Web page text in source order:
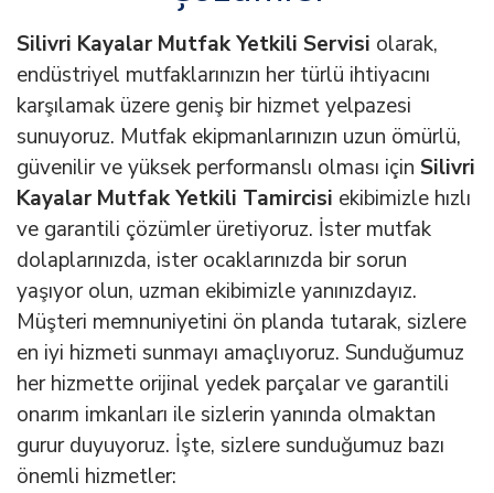
Silivri Kayalar Mutfak Yetkili Servisi olarak,
endüstriyel mutfaklarınızın her türlü ihtiyacını
karşılamak üzere geniş bir hizmet yelpazesi
sunuyoruz. Mutfak ekipmanlarınızın uzun ömürlü,
güvenilir ve yüksek performanslı olması için Silivri
Kayalar Mutfak Yetkili Tamircisi ekibimizle hızlı
ve garantili çözümler üretiyoruz. İster mutfak
dolaplarınızda, ister ocaklarınızda bir sorun
yaşıyor olun, uzman ekibimizle yanınızdayız.
Müşteri memnuniyetini ön planda tutarak, sizlere
en iyi hizmeti sunmayı amaçlıyoruz. Sunduğumuz
her hizmette orijinal yedek parçalar ve garantili
onarım imkanları ile sizlerin yanında olmaktan
gurur duyuyoruz. İşte, sizlere sunduğumuz bazı
önemli hizmetler: